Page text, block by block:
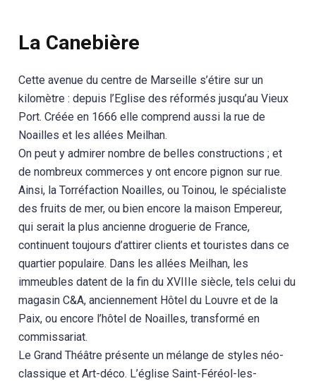
La Canebière
Cette avenue du centre de Marseille s’étire sur un
kilomètre : depuis l’Eglise des réformés jusqu’au Vieux
Port. Créée en 1666 elle comprend aussi la rue de
Noailles et les allées Meilhan.
On peut y admirer nombre de belles constructions ; et
de nombreux commerces y ont encore pignon sur rue.
Ainsi, la Torréfaction Noailles, ou Toinou, le spécialiste
des fruits de mer, ou bien encore la maison Empereur,
qui serait la plus ancienne droguerie de France,
continuent toujours d’attirer clients et touristes dans ce
quartier populaire. Dans les allées Meilhan, les
immeubles datent de la fin du XVIIIe siècle, tels celui du
magasin C&A, anciennement Hôtel du Louvre et de la
Paix, ou encore l’hôtel de Noailles, transformé en
commissariat.
Le Grand Théâtre présente un mélange de styles néo-
classique et Art-déco. L’église Saint-Féréol-les-